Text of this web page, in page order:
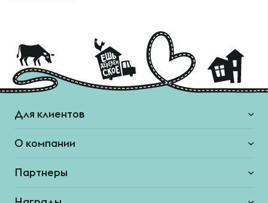
Для клиентов
О компании
Партнеры